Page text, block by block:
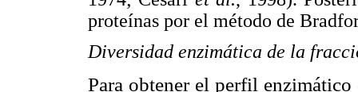
proteínas por el método de
Diversidad enzimática de la
Para obtener el perfil